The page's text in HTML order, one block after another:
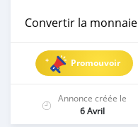
Convertir la monnaie
Promouvoir
Annonce créée le
6 Avril